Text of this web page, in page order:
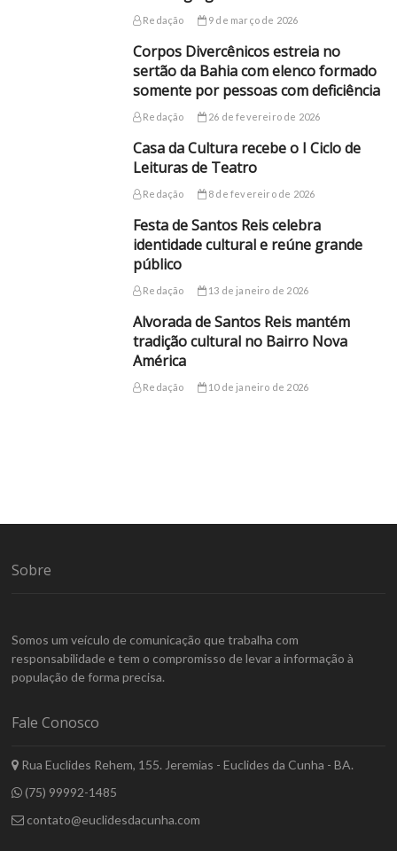
Redação 9 de março de 2026
Corpos Divercênicos estreia no
sertão da Bahia com elenco formado
somente por pessoas com deficiência
Redação 26 de fevereiro de 2026
Casa da Cultura recebe o I Ciclo de
Leituras de Teatro
Redação 8 de fevereiro de 2026
Festa de Santos Reis celebra
identidade cultural e reúne grande
público
Redação 13 de janeiro de 2026
Alvorada de Santos Reis mantém
tradição cultural no Bairro Nova
América
Redação 10 de janeiro de 2026
Sobre
Somos um veículo de comunicação que trabalha com
responsabilidade e tem o compromisso de levar a informação à
população de forma precisa.
Fale Conosco
Rua Euclides Rehem, 155. Jeremias - Euclides da Cunha - BA.
(75) 99992-1485
contato@euclidesdacunha.com